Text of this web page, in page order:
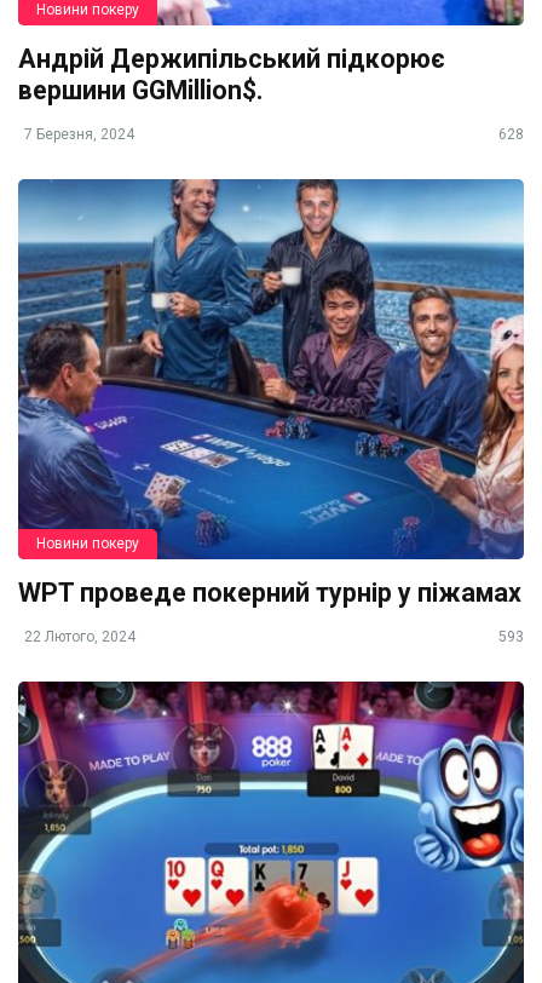
Новини покеру
Андрій Держипільський підкорює
вершини GGMillion$.
7 Березня, 2024 628
Новини покеру
WPT проведе покерний турнір у піжамах
22 Лютого, 2024 593